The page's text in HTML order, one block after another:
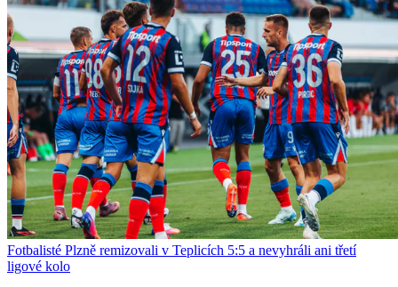
Fotbalisté Plzně remizovali v Teplicích 5:5 a nevyhráli ani třetí
ligové kolo